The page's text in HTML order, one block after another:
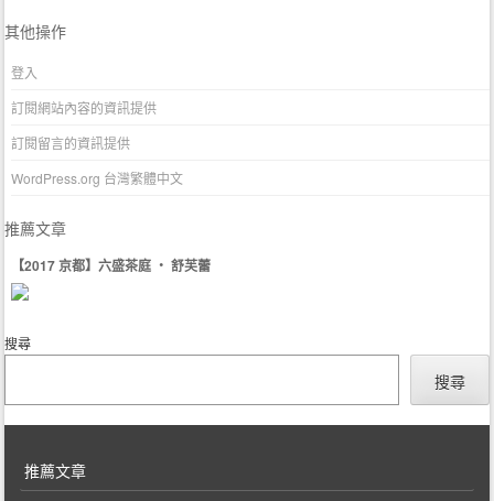
其他操作
登入
訂閱網站內容的資訊提供
訂閱留言的資訊提供
WordPress.org 台灣繁體中文
推薦文章
【2017 京都】六盛茶庭 ‧ 舒芙蕾
搜尋
搜尋
推薦文章